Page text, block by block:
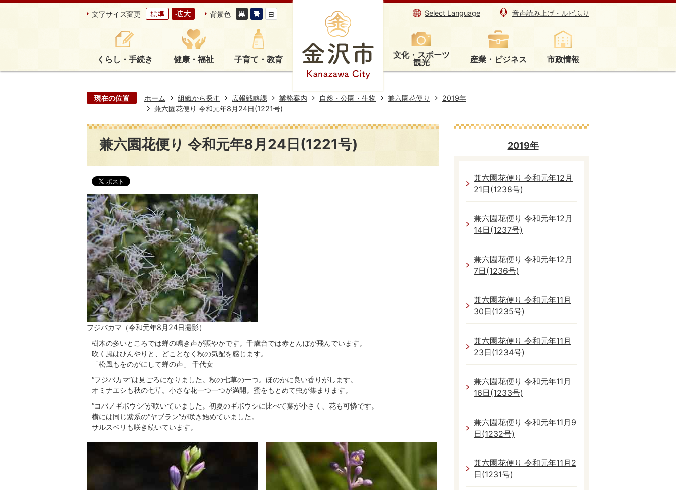
文字サイズ変更 背景色 Select Language 音声読み上げ・ルビふり
くらし・手続き 健康・福祉 子育て・教育 文化・スポーツ
観光 産業・ビジネス 市政情報
現在の位置 ホーム 組織から探す 広報戦略課 業務案内 自然・公園・生物 兼六園花便り
2019年
兼六園花便り 令和元年8月24日(1221号)
兼六園花便り 令和元年8月24日(1221号)
フジバカマ（令和元年8月24日撮影）
樹木の多いところでは蝉の鳴き声が賑やかです。千歳台では赤とんぼが飛んでいます。
吹く風はひんやりと、どことなく秋の気配を感じます。
「松風もをのがにして蝉の声」 千代女
“フジバカマ”は見ごろになりました。秋の七草の一つ。ほのかに良い香りがします。
オミナエシも秋の七草。小さな花一つ一つが満開。蜜をもとめて虫が集まります。
“コバノギボウシ”が咲いていました。初夏のギボウシに比べて葉が小さく、花も可憐です。
横には同じ紫系の“ヤブラン”が咲き始めていました。
サルスベリも咲き続いています。
2019年
兼六園花便り 令和元年12月
21日(1238号)
兼六園花便り 令和元年12月
14日(1237号)
兼六園花便り 令和元年12月
7日(1236号)
兼六園花便り 令和元年11月
30日(1235号)
兼六園花便り 令和元年11月
23日(1234号)
兼六園花便り 令和元年11月
16日(1233号)
兼六園花便り 令和元年11月9
日(1232号)
兼六園花便り 令和元年11月2
日(1231号)